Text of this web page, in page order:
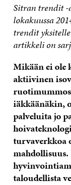
Sitran trendit -
lokakuussa
trendit
artikkeli on
Mikään ei ole
aktiivinen
iäkkäänäkin,
palveluita jo
turvaverkkoa
mahdollisuus.
taloudellista